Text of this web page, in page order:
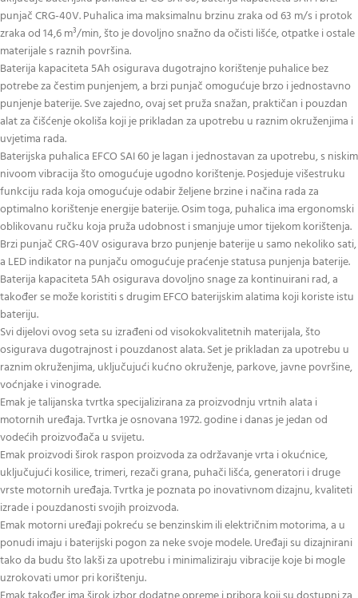
punjač CRG-40V. Puhalica ima maksimalnu brzinu zraka od 63 m/s i protok
zraka od 14,6 m³/min, što je dovoljno snažno da očisti lišće, otpatke i ostale
materijale s raznih površina.
Baterija kapaciteta 5Ah osigurava dugotrajno korištenje puhalice bez
potrebe za čestim punjenjem, a brzi punjač omogućuje brzo i jednostavno
punjenje baterije. Sve zajedno, ovaj set pruža snažan, praktičan i pouzdan
alat za čišćenje okoliša koji je prikladan za upotrebu u raznim okruženjima i
uvjetima rada.
Baterijska puhalica EFCO SAI 60 je lagan i jednostavan za upotrebu, s niskim
nivoom vibracija što omogućuje ugodno korištenje. Posjeduje višestruku
funkciju rada koja omogućuje odabir željene brzine i načina rada za
optimalno korištenje energije baterije. Osim toga, puhalica ima ergonomski
oblikovanu ručku koja pruža udobnost i smanjuje umor tijekom korištenja.
Brzi punjač CRG-40V osigurava brzo punjenje baterije u samo nekoliko sati,
a LED indikator na punjaču omogućuje praćenje statusa punjenja baterije.
Baterija kapaciteta 5Ah osigurava dovoljno snage za kontinuirani rad, a
također se može koristiti s drugim EFCO baterijskim alatima koji koriste istu
bateriju.
Svi dijelovi ovog seta su izrađeni od visokokvalitetnih materijala, što
osigurava dugotrajnost i pouzdanost alata. Set je prikladan za upotrebu u
raznim okruženjima, uključujući kućno okruženje, parkove, javne površine,
voćnjake i vinograde.
Emak je talijanska tvrtka specijalizirana za proizvodnju vrtnih alata i
motornih uređaja. Tvrtka je osnovana 1972. godine i danas je jedan od
vodećih proizvođača u svijetu.
Emak proizvodi širok raspon proizvoda za održavanje vrta i okućnice,
uključujući kosilice, trimeri, rezači grana, puhači lišća, generatori i druge
vrste motornih uređaja. Tvrtka je poznata po inovativnom dizajnu, kvaliteti
izrade i pouzdanosti svojih proizvoda.
Emak motorni uređaji pokreću se benzinskim ili električnim motorima, a u
ponudi imaju i baterijski pogon za neke svoje modele. Uređaji su dizajnirani
tako da budu što lakši za upotrebu i minimaliziraju vibracije koje bi mogle
uzrokovati umor pri korištenju.